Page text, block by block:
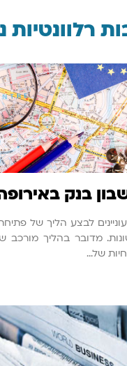
רלוונטיות
בנק
לבצע הליך של
מדובר בהליך מורכב
של…